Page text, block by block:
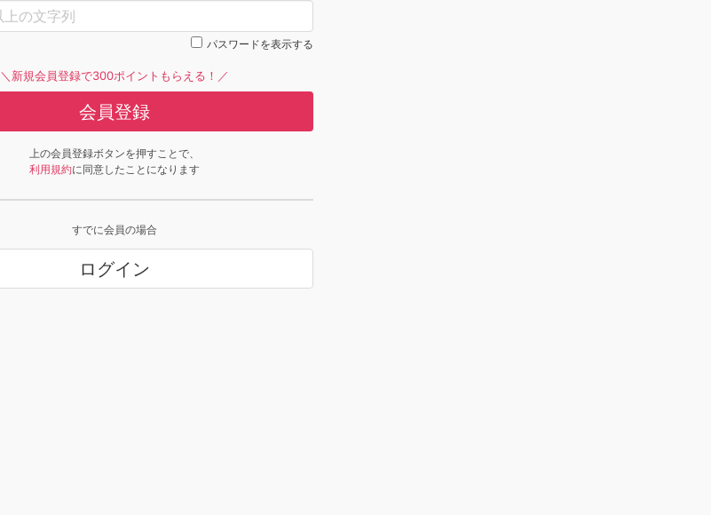
パスワードを表示する
＼新規会員登録で300ポイントもらえる！／
会員登録
上の会員登録ボタンを押すことで、
利用規約に同意したことになります
すでに会員の場合
ログイン